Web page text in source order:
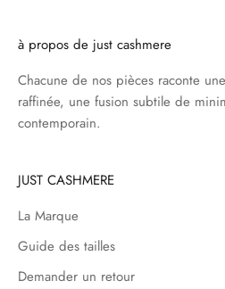
à propos de just cashmere
Chacune de nos pièces raconte
raffinée, une fusion subtile de
contemporain.
JUST CASHMERE
La Marque
Guide des tailles
Demander un retour